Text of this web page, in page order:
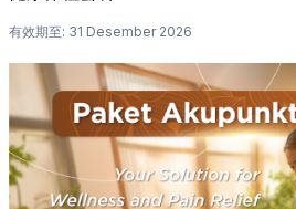
有效期至: 31 Desember 2026